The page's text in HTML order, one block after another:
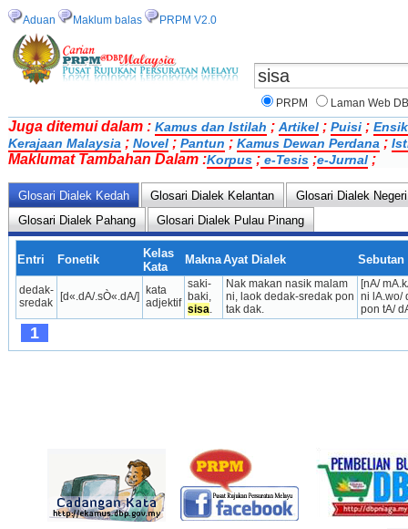
Aduan Maklum balas PRPM V2.0
PRPM Laman Web
Juga ditemui dalam : Kamus dan Istilah ; Artikel ; Puisi ;
Kerajaan Malaysia ; Novel ; Pantun ; Kamus Dewan Perdana ;
Maklumat Tambahan Dalam :Korpus ; e-Tesis ;e-Jurnal ;
Glosari Dialek Kedah Glosari Dialek Kelantan
Glosari Dialek
Glosari Dialek Pahang
Glosari Dialek Pulau Pinang
Entri Fonetik
Kelas
Kata
MaknaAyat Dialek Sebutan
dedak-
sredak [d«.dA/.sÒ«.dA/] kata
adjektif
saki-
sisa
Nak makan nasik malam
ni, laok dedak-sredak pon
tak dak.
[nA/
ni lA.wo/
pon tA/
1